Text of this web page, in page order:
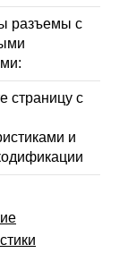
разъемы с
страницу с
и